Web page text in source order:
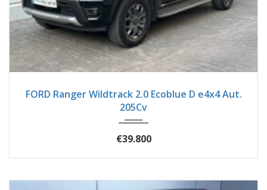
FORD Ranger Wildtrack 2.0 Ecoblue D e4x4 Aut.
205Cv
€39.800